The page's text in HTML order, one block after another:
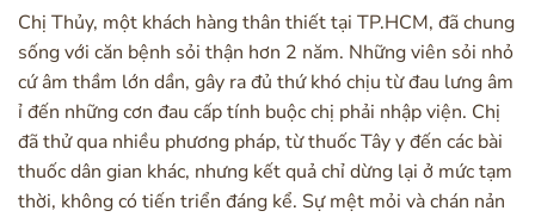
Chị Thủy, một khách hàng thân thiết tại TP.HCM, đã chung
sống với căn bệnh sỏi thận hơn 2 năm. Những viên sỏi nhỏ
cứ âm thầm lớn dần, gây ra đủ thứ khó chịu từ đau lưng âm
ỉ đến những cơn đau cấp tính buộc chị phải nhập viện. Chị
đã thử qua nhiều phương pháp, từ thuốc Tây y đến các bài
thuốc dân gian khác, nhưng kết quả chỉ dừng lại ở mức tạm
thời, không có tiến triển đáng kể. Sự mệt mỏi và chán nản